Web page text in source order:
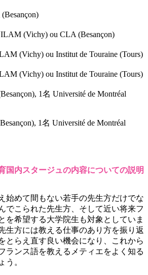
(Vichy) ou CLA (Besançon)
(Vichy) ou Institut de Touraine (Tours)
(Vichy) ou Institut de Touraine (Tours)
1名 Université de Montréal
1名 Université de Montréal
国内スタージュの内容についての説明
始めて間もない若手の先生方だけでな
でこられた先生方、そして近い将来フ
を希望する大学院生も対象としていま
生方には教える仕事のあり方を振り返
とらえ直す良い機会になり、これから
ランス語を教えるメティエをよく知る
う。